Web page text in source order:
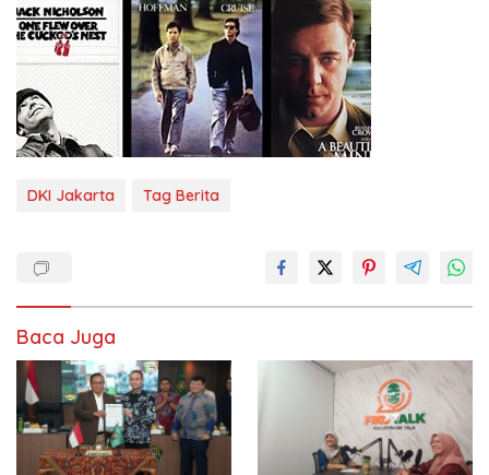
DKI Jakarta Tag Berita
Baca Juga